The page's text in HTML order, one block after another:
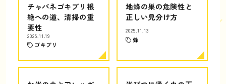
チャバネゴキブリ根
絶への道、清掃の重
要性
2025.11.19
ゴキブリ
地蜂の巣の危険性と
正しい見分け方
2025.11.13
蜂